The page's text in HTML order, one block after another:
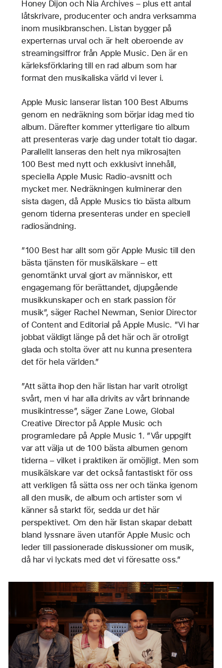
Honey Dijon och Nia Archives – plus ett antal
låtskrivare, producenter och andra verksamma
inom musikbranschen. Listan bygger på
experternas urval och är helt oberoende av
streamingsiffror från Apple Music. Den är en
kärleksförklaring till en rad album som har
format den musikaliska värld vi lever i.
Apple Music lanserar listan 100 Best Albums
genom en nedräkning som börjar idag med tio
album. Därefter kommer ytterligare tio album
att presenteras varje dag under totalt tio dagar.
Parallellt lanseras den helt nya mikrosajten
100 Best med nytt och exklusivt innehåll,
speciella Apple Music Radio-avsnitt och
mycket mer. Nedräkningen kulminerar den
sista dagen, då Apple Musics tio bästa album
genom tiderna presenteras under en speciell
radiosändning.
”100 Best har allt som gör Apple Music till den
bästa tjänsten för musikälskare – ett
genomtänkt urval gjort av människor, ett
engagemang för berättandet, djupgående
musikkunskaper och en stark passion för
musik”, säger Rachel Newman, Senior Director
of Content and Editorial på Apple Music. ”Vi har
jobbat väldigt länge på det här och är otroligt
glada och stolta över att nu kunna presentera
det för hela världen.”
”Att sätta ihop den här listan har varit otroligt
svårt, men vi har alla drivits av vårt brinnande
musikintresse”, säger Zane Lowe, Global
Creative Director på Apple Music och
programledare på Apple Music 1. ”Vår uppgift
var att välja ut de 100 bästa albumen genom
tiderna – vilket i praktiken är omöjligt. Men som
musikälskare var det också fantastiskt för oss
att verkligen få sätta oss ner och tänka igenom
all den musik, de album och artister som vi
känner så starkt för, sedda ur det här
perspektivet. Om den här listan skapar debatt
bland lyssnare även utanför Apple Music och
leder till passionerade diskussioner om musik,
då har vi lyckats med det vi föresatte oss.”